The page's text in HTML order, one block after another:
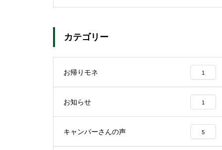
カテゴリー
お帰りモネ 1
お知らせ 1
キャンパーさんの声 5